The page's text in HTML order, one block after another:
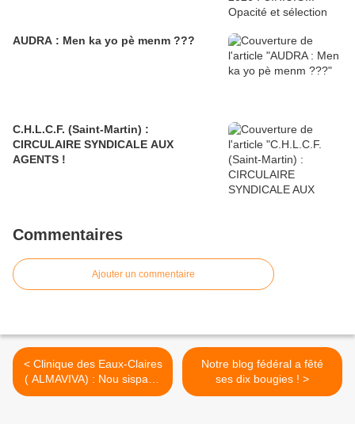
AUDRA : Men ka yo pè menm ???
C.H.L.C.F. (Saint-Martin) :
CIRCULAIRE SYNDICALE AUX
AGENTS !
Commentaires
Ajouter un commentaire
< Clinique des Eaux-Claires
( ALMAVIVA) : Nou sispann
men nou pa ka lagé !
Notre blog fédéral a fêté
ses dix bougies ! >